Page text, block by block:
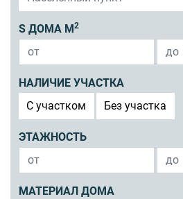
S ДОМА М 2
НАЛИЧИЕ УЧАСТКА
C участком
Без участка
ЭТАЖНОСТЬ
МАТЕРИАЛ ДОМА